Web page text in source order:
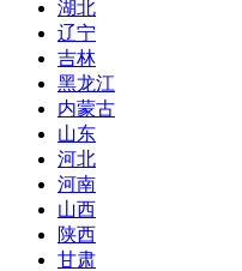
湖北
辽宁
吉林
黑龙江
内蒙古
山东
河北
河南
山西
陕西
甘肃